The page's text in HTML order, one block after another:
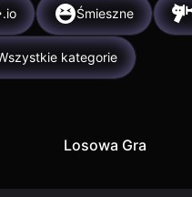
.io Śmieszne
kategorie
Losowa Gra